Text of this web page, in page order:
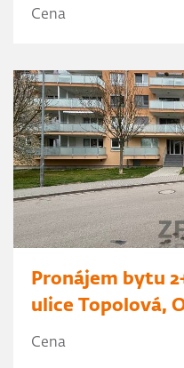
Cena
Pronájem bytu
ulice Topolová,
Cena